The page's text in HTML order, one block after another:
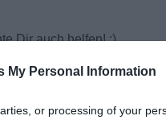
My Personal Information
or processing of your